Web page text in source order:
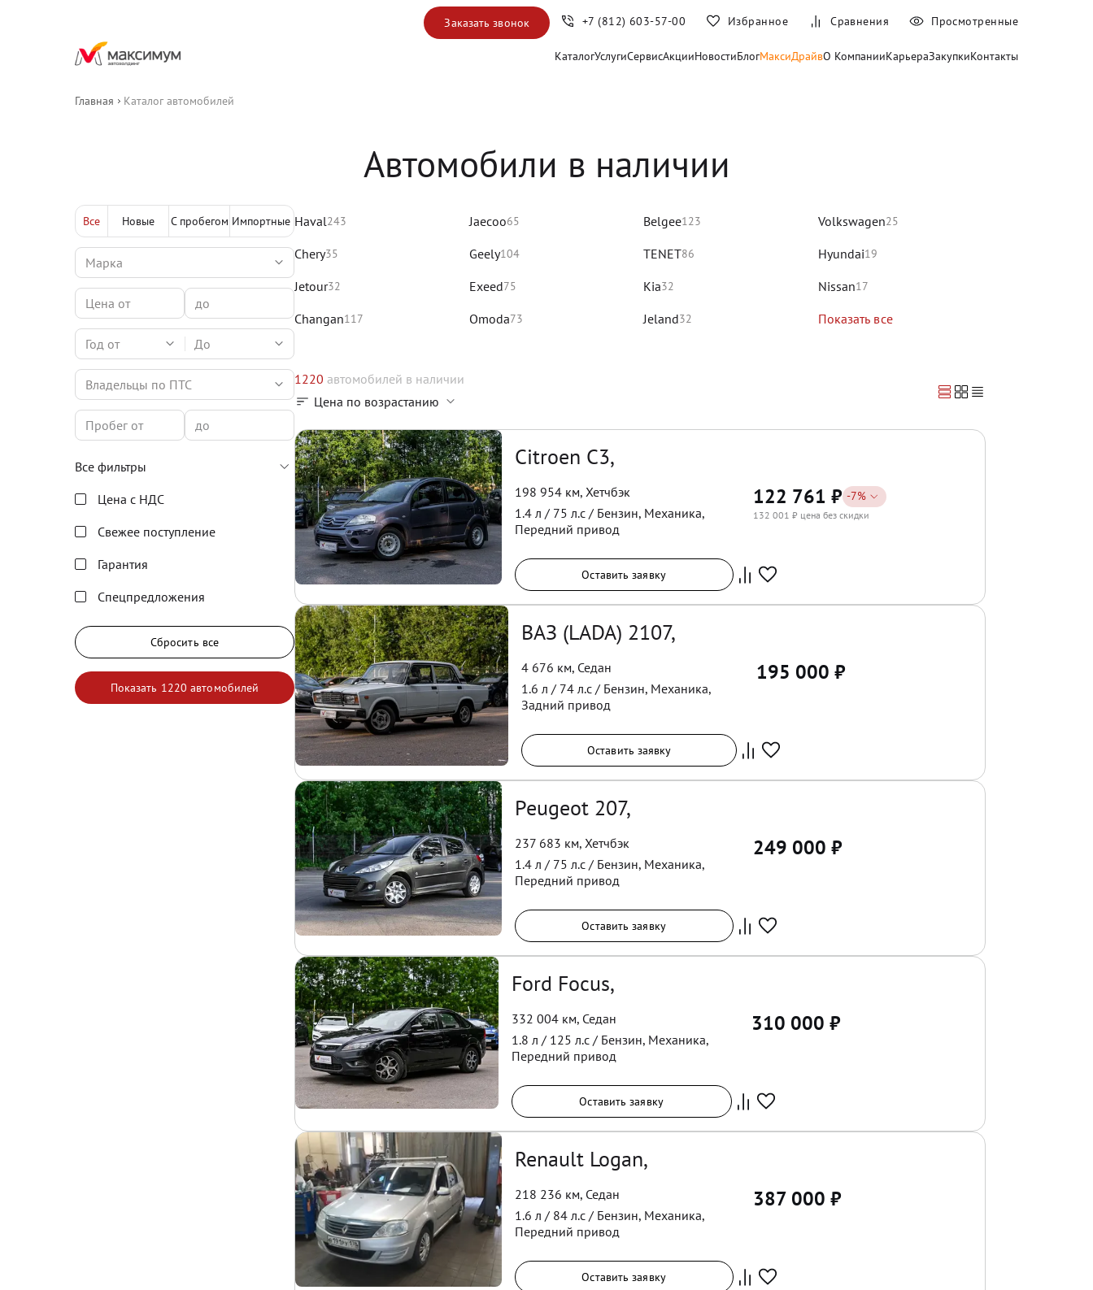
КаталогУслугиСервисАкцииНовостиБлогМаксиДрайвО КомпанииКарьераЗакупкиКонтакты
Заказать звонок +7 (812) 603-57-00 Избранное Сравнения Просмотренные
Главная Каталог автомобилей
Автомобили в наличии
Все Новые С пробегом Импортные
Год от До
Владельцы по ПТС
Все фильтры
Цена с НДС
Свежее поступление
Гарантия
Спецпредложения
Сбросить все
Показать 1220 автомобилей
Haval243
Chery35
Jetour32
Changan117
Jaecoo65
Geely104
Exeed75
Omoda73
Belgee123
TENET86
Kia32
Jeland32
Volkswagen25
Hyundai19
Nissan17
Показать все
1220 автомобилей в наличии
Цена по возрастанию
Citroen C3,
198 954 км, Хетчбэк
1.4л / 75 л.с / Бензин, Механика,
Передний привод
122 761 ₽ -7%
132 001 ₽ цена без скидки
Оставить заявку
ВАЗ (LADA) 2107,
4 676 км, Седан
1.6 л / 74 л.с / Бензин, Механика,
Задний привод
195 000 ₽
Оставить заявку
Peugeot 207,
237 683 км, Хетчбэк
1.4л / 75 л.с / Бензин, Механика,
Передний привод
249 000 ₽
Оставить заявку
Ford Focus,
332 004 км, Седан
1.8 л / 125 л.с / Бензин, Механика,
Передний привод
310 000 ₽
Оставить заявку
Renault Logan,
218 236 км, Седан
1.6 л / 84л.с / Бензин, Механика,
Передний привод
387 000 ₽
Оставить заявку